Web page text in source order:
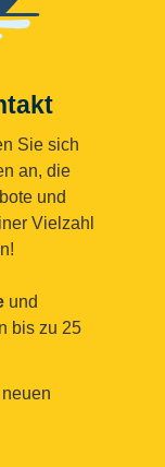
Sie sich
an, die
und
Vielzahl
und
bis zu 25